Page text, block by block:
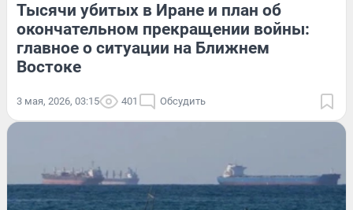
Тысячи убитых в Иране и план об
окончательном прекращении войны:
главное о ситуации на Ближнем
Востоке
3 мая, 2026, 03:15 401 Обсудить